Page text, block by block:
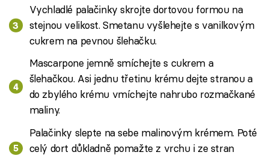
Vychladlé palačinky skrojte dortovou formou na
stejnou velikost. Smetanu vyšlehejte s vanilkovým
cukrem na pevnou šlehačku.
Mascarpone jemně smíchejte s cukrem a
šlehačkou. Asi jednu třetinu krému dejte stranou a
do zbylého krému vmíchejte nahrubo rozmačkané
maliny.
Palačinky slepte na sebe malinovým krémem. Poté
celý dort důkladně pomažte z vrchu i ze stran